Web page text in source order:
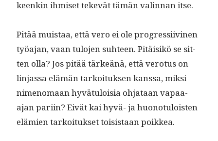
keenkin ihmiset tekevät tämän valin­nan itse.
Pitää muis­taa, että vero ei ole pro­gres­si­ivi­nen
työa­jan, vaan tulo­jen suh­teen. Pitäisikö se sit­
ten olla? Jos pitää tärkeänä, että vero­tus on
lin­jas­sa elämän tarkoituk­sen kanssa, mik­si
nimeno­maan hyvä­tu­loisia ohjataan vapaa-
ajan pari­in? Eivät kai hyvä- ja huono­tu­lois­t­en
elämien tarkoituk­set toi­sis­taan poikkea.